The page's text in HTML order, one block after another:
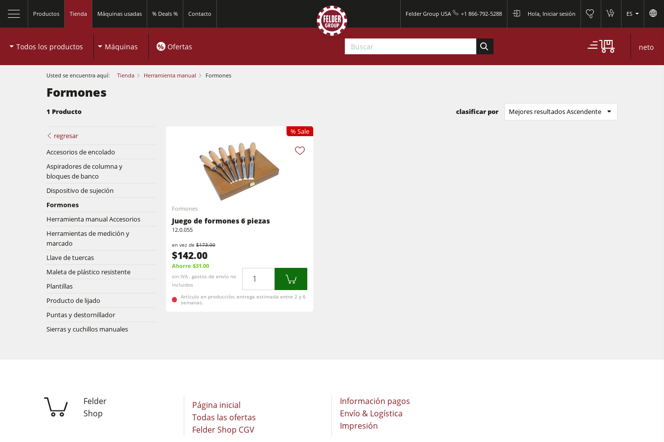
Productos Tienda Máquinas usadas % Deals % Contacto Felder Group USA +1 866-792-5288 Hola, Iniciar sesión 0
0 ES
Cepilladoras-regruesadoras
Tupís Escuadradoras-tupís
Combinadas de 5 operaciones Centros CNC
Lijadoras de banda larga y de cantos
Seccionadoras
Extractores de polvo con filtro de aire
Alimentadores
Sierras circulares y escuadradoras Cepilladoras-regruesadoras
Tupís
Encoladoras de cantos Lijadoras
Sistemas de aspiración
Alimentadores
Todos los productos Máquinas % Ofertas neto
Usted se encuentra aquí: Tienda Herramienta manual Formones
Formones
1 Producto clasificar por Mejores resultados Ascendente
regresar
Accesorios de encolado
Aspiradores de columna y
bloques de banco
Dispositivo de sujeción
Formones
Herramienta manual Accesorios
Herramientas de medición y
marcado
Llave de tuercas
Maleta de plástico resistente
Plantillas
Producto de lijado
Puntas y destornillador
Sierras y cuchillos manuales
% Sale
Formones
Juego de formones 6 piezas
12.0.055
en vez de$173.00
$142.00
Ahorre $31.00
sin IVA , gastos de envío no
incluidos
Artículo en producción, entrega estimada entre 2 y 6
semanas.
Felder
Shop
Página inicial
Todas las ofertas
Felder Shop CGV
Información pagos
Envío & Logística
Impresión